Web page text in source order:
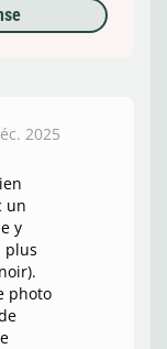
2025
un
y
plus
photo